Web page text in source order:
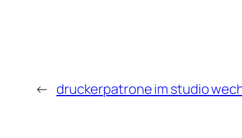
← druckerpatrone im studio